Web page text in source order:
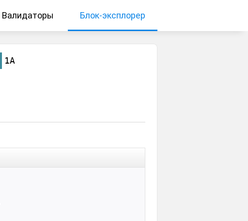
Валидаторы Блок-эксплорер
1A